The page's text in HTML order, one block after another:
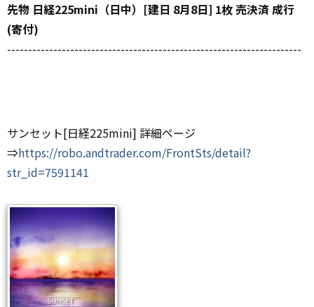
先物 日経225mini（日中）[建日 8月8日] 1枚 売決済 成行
(寄付)
----------------------------------------------------------------------
サンセット[日経225mini] 詳細ページ
⇒https://robo.andtrader.com/FrontSts/detail?
str_id=7591141